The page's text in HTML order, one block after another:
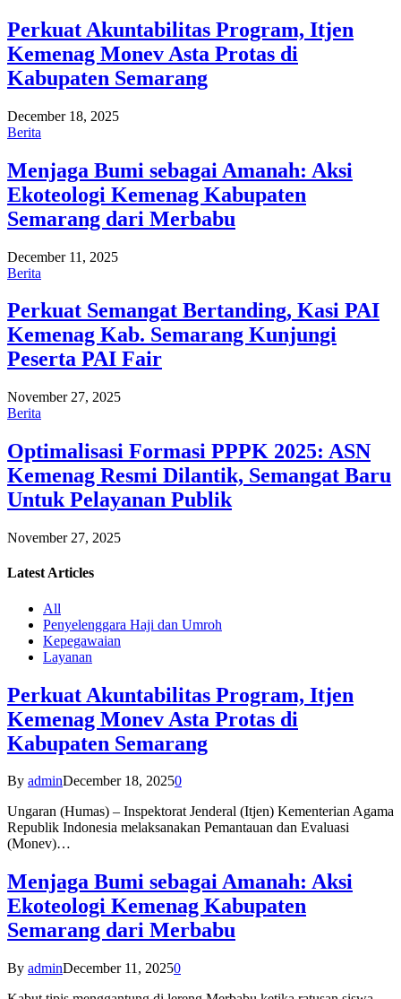
Perkuat Akuntabilitas Program, Itjen
Kemenag Monev Asta Protas di
Kabupaten Semarang
December 18, 2025
Berita
Menjaga Bumi sebagai Amanah: Aksi
Ekoteologi Kemenag Kabupaten
Semarang dari Merbabu
December 11, 2025
Berita
Perkuat Semangat Bertanding, Kasi PAI
Kemenag Kab. Semarang Kunjungi
Peserta PAI Fair
November 27, 2025
Berita
Optimalisasi Formasi PPPK 2025: ASN
Kemenag Resmi Dilantik, Semangat Baru
Untuk Pelayanan Publik
November 27, 2025
Latest Articles
All
Penyelenggara Haji dan Umroh
Kepegawaian
Layanan
Perkuat Akuntabilitas Program, Itjen
Kemenag Monev Asta Protas di
Kabupaten Semarang
By adminDecember 18, 20250
Ungaran (Humas) – Inspektorat Jenderal (Itjen) Kementerian Agama
Republik Indonesia melaksanakan Pemantauan dan Evaluasi
(Monev)…
Menjaga Bumi sebagai Amanah: Aksi
Ekoteologi Kemenag Kabupaten
Semarang dari Merbabu
By adminDecember 11, 20250